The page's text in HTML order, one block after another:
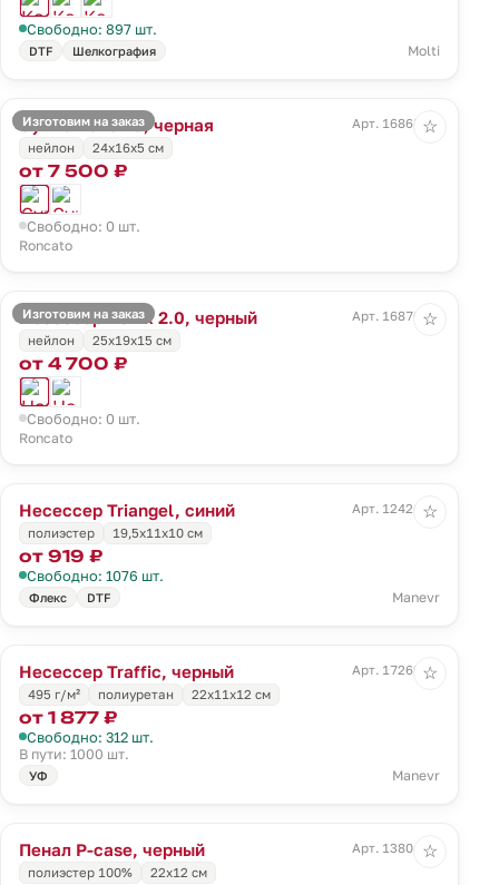
Свободно: 897 шт.
DTF Шелкография Molti
Изготовим на заказ
Сумка Panama, черная
Арт. 16868.30
нейлон
24x16x5 см
от 7 500 ₽
Свободно: 0 шт.
Roncato
☆
Изготовим на заказ
Несессер Ironik 2.0, черный
Арт. 16870.30
нейлон
25x19x15 см
от 4 700 ₽
Свободно: 0 шт.
Roncato
☆
Несессер Triangel, синий
Арт. 12426.44
полиэстер
19,5х11х10 см
от 919 ₽
Свободно: 1076 шт.
Флекс DTF Manevr
☆
Несессер Traffic, черный
Арт. 17269.30
495 г/м²
полиуретан 22х11х12 см
от 1 877 ₽
Свободно: 312 шт.
В пути: 1000 шт.
УФ Manevr
☆
Пенал P-case, черный
Арт. 13804.30
полиэстер 100%
22х12 см
☆